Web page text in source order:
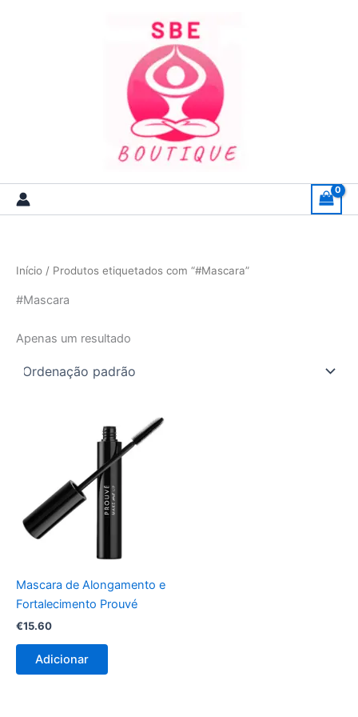
Início / Produtos etiquetados com “#Mascara”
#Mascara
Apenas um resultado
Mascara de Alongamento e
Fortalecimento Prouvé
€15.60
Adicionar